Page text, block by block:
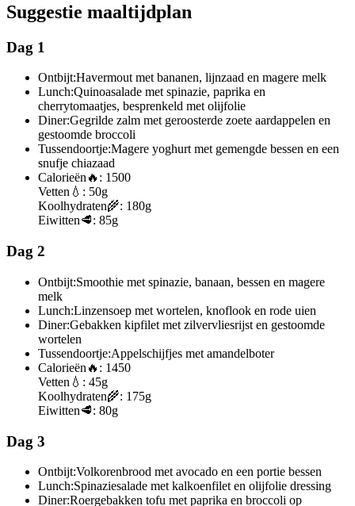
Suggestie maaltijdplan
Dag 1
Ontbijt:Havermout met bananen, lijnzaad en magere melk
Lunch:Quinoasalade met spinazie, paprika en
cherrytomaatjes, besprenkeld met olijfolie
Diner:Gegrilde zalm met geroosterde zoete aardappelen en
gestoomde broccoli
Tussendoortje:Magere yoghurt met gemengde bessen en een
snufje chiazaad
Calorieën 🔥: 1500
Vetten 💧: 50g
Koolhydraten🌾: 180g
Eiwitten🥩: 85g
Dag 2
Ontbijt:Smoothie met spinazie, banaan, bessen en magere
melk
Lunch:Linzensoep met wortelen, knoflook en rode uien
Diner:Gebakken kipfilet met zilvervliesrijst en gestoomde
wortelen
Tussendoortje:Appelschijfjes met amandelboter
Calorieën 🔥: 1450
Vetten 💧: 45g
Koolhydraten🌾: 175g
Eiwitten🥩: 80g
Dag 3
Ontbijt:Volkorenbrood met avocado en een portie bessen
Lunch:Spinaziesalade met kalkoenfilet en olijfolie dressing
Diner:Roergebakken tofu met paprika en broccoli op